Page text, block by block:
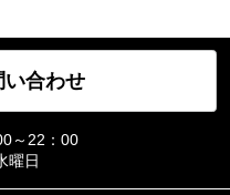
い合わせ
～22：00
曜日